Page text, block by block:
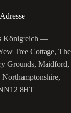
Königreich —
Tree Cottage, The
Grounds, Maidford,
Northamptonshire,
8HT